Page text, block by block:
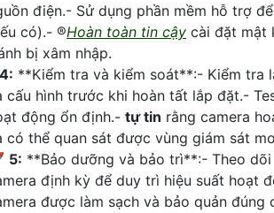
điện.- Sử dụng phần mềm hỗ trợ
có).- ®️Hoàn toàn tin cậy cài đặt mật
bị xâm nhập.
4: **Kiểm tra và kiểm soát**:- Kiểm tra
cấu hình trước khi hoàn tất lắp đặt.-
động ổn định.- tự tin rằng camera
có thể quan sát được vùng giám sát
5: **Bảo dưỡng và bảo trì**:- Theo
định kỳ để duy trì hiệu suất hoạt
được làm sạch và bảo quản đúng